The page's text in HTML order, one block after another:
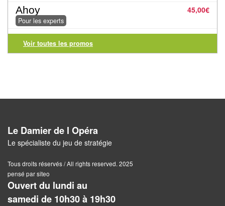
Pour
2
Joueurs
Escape
Game
Enquête
Jeux
45,00€
Ahoy
Pour les experts
Voir toutes les promos
Le Damier de l Opéra
Le spécialiste du jeu de stratégie
Tous droits réservés / All rights reserved. 2025
pensé par siteo
Ouvert du lundi au
samedi de 10h30 à 19h30